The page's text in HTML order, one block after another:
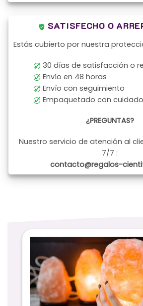
SATISFECHO O
Estás cubierto por nuestra
30 días de satisfacción o
Envío en 48 horas
Envío con seguimiento
Empaquetado con cuidado
¿PREGUNTAS?
Nuestro servicio de atención al
7/7 :
contacto@regalos-